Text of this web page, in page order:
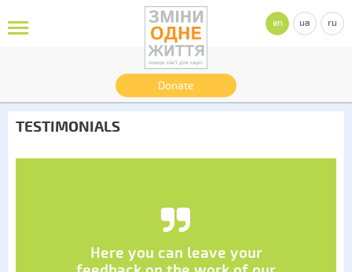
Donate
en ua ru
TESTIMONIALS
Here you can leave your